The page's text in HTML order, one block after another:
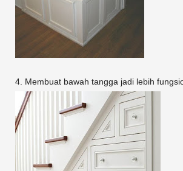
4. Membuat bawah tangga jadi lebih